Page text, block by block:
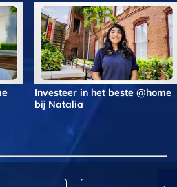
Investeer in het beste @home
bij Natalia